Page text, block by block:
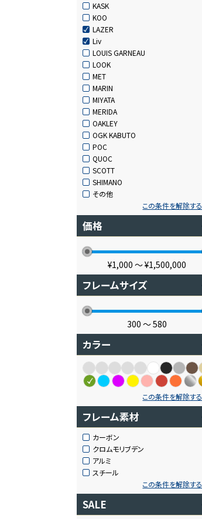
KASK
KOO
LAZER
Liv
LOUIS GARNEAU
LOOK
MET
MARIN
MIYATA
MERIDA
OAKLEY
OGK KABUTO
POC
QUOC
SCOTT
SHIMANO
その他
この条件を解除する
価格
¥1,000 〜¥1,500,000
フレームサイズ
300 〜580
カラー
この条件を解除する
フレーム素材
カーボン
クロムモリブデン
アルミ
スチール
この条件を解除する
SALE